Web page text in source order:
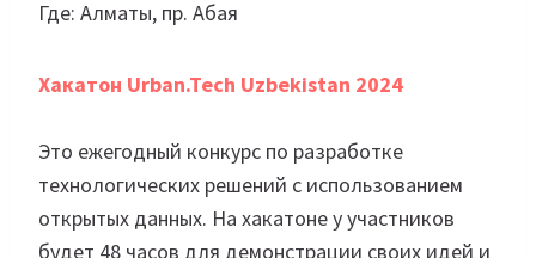
Где: Алматы, пр. Абая
Хакатон Urban.Tech Uzbekistan 2024
Это ежегодный конкурс по разработке
технологических решений с использованием
открытых данных. На хакатоне у участников
будет 48 часов для демонстрации своих идей и